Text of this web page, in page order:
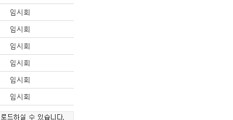
임시회
임시회
임시회
임시회
임시회
임시회